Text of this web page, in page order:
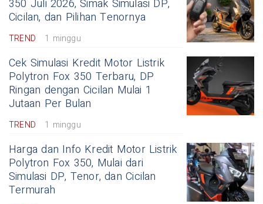
350 Juli 2026, Simak Simulasi DP,
Cicilan, dan Pilihan Tenornya
TREND 1 minggu
Cek Simulasi Kredit Motor Listrik
Polytron Fox 350 Terbaru, DP
Ringan dengan Cicilan Mulai 1
Jutaan Per Bulan
TREND 1 minggu
Harga dan Info Kredit Motor Listrik
Polytron Fox 350, Mulai dari
Simulasi DP, Tenor, dan Cicilan
Termurah